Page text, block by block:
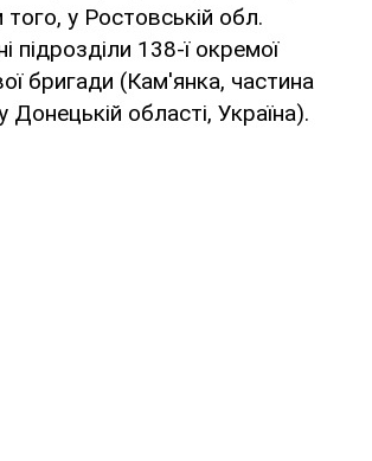
того, у Ростовській обл.
підрозділи 138-ї окремої
бригади (Кам'янка, частина
Донецькій області, Україна).